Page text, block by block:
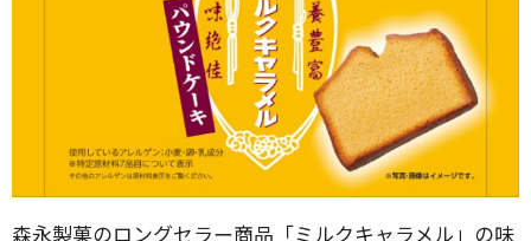
森永製菓のロングセラー商品「ミルクキャラメル」の味